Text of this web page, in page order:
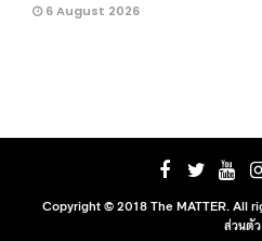
6 August 2026
Copyright © 2018 The MATTER. All
ส่วนตัว